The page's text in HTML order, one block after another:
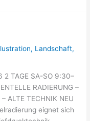
, Landschaft,
2 TAGE SA-SO 9:30–
RADIERUNG –
ALTE TECHNIK NEU
eignet sich